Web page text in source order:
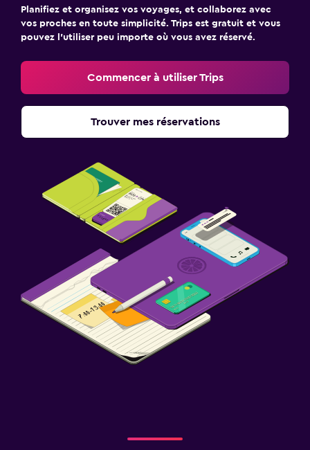
Planifiez et organisez vos voyages, et collaborez avec
vos proches en toute simplicité. Trips est gratuit et vous
pouvez l’utiliser peu importe où vous avez réservé.
Commencer à utiliser Trips
Trouver mes réservations